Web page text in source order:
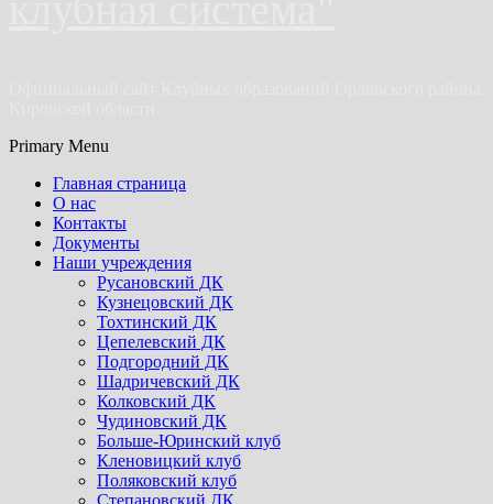
Primary Menu
Главная страница
О нас
Контакты
Документы
Наши учреждения
Русановский ДК
Кузнецовский ДК
Тохтинский ДК
Цепелевский ДК
Подгородний ДК
Шадричевский ДК
Колковский ДК
Чудиновский ДК
Больше-Юринский клуб
Кленовицкий клуб
Поляковский клуб
Степановский ДК